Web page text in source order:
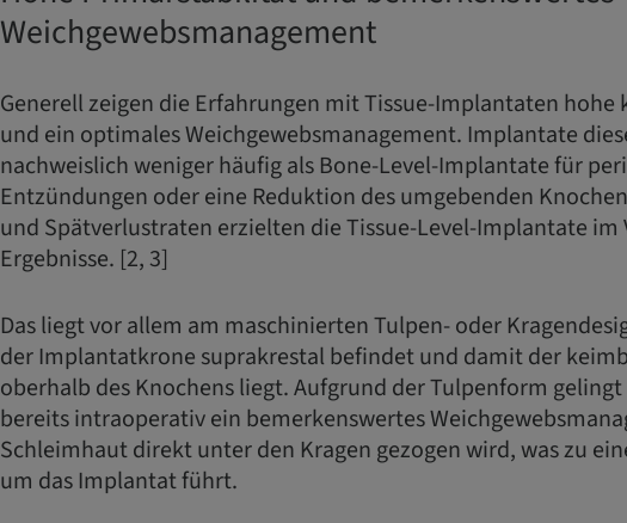
Weichgewebsmanagement
Generell zeigen die Erfahrungen mit Tissue-Implantaten
und ein optimales Weichgewebsmanagement. Implantate
nachweislich weniger häufig als Bone-Level-Implantate für
Entzündungen oder eine Reduktion des umgebenden
und Spätverlustraten erzielten die Tissue-Level-Implantate im
Ergebnisse. [2, 3]
Das liegt vor allem am maschinierten Tulpen- oder
der Implantatkrone suprakrestal befindet und damit der
oberhalb des Knochens liegt. Aufgrund der Tulpenform
bereits intraoperativ ein bemerkenswertes
Schleimhaut direkt unter den Kragen gezogen wird, was zu
um das Implantat führt.